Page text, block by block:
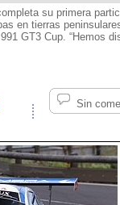
su primera
en tierras
GT3 Cup. “Hemos
Sin